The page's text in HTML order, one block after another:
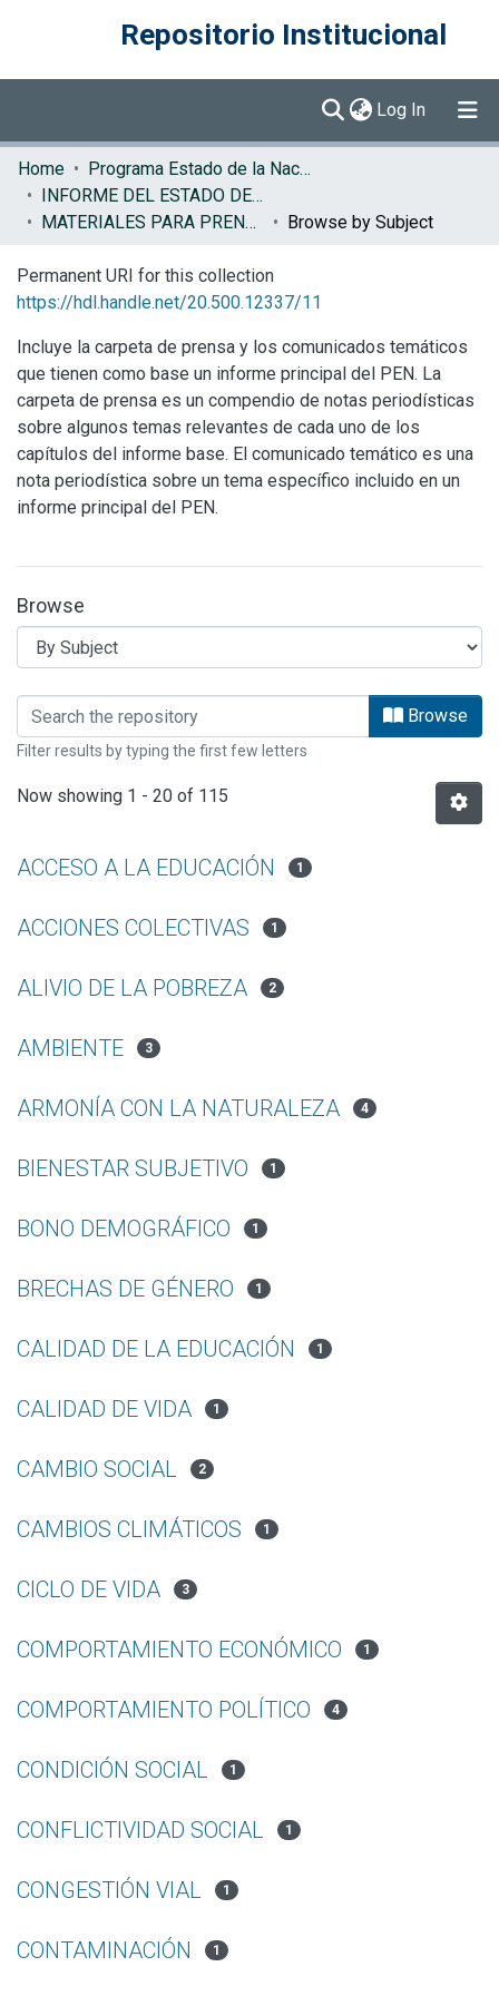
Repositorio Institucional
Log In (current)
Communities & Collections
Browse DSpace
Home
Programa Estado de la Nación (PEN)
INFORME DEL ESTADO DE LA NACION
MATERIALES PARA PRENSA EN
Browse by Subject
Permanent URI for this collection
https://hdl.handle.net/20.500.12337/11
Incluye la carpeta de prensa y los comunicados temáticos
que tienen como base un informe principal del PEN. La
carpeta de prensa es un compendio de notas periodísticas
sobre algunos temas relevantes de cada uno de los
capítulos del informe base. El comunicado temático es una
nota periodística sobre un tema específico incluido en un
informe principal del PEN.
Browse
Browsing MATERIALES PARA Browse
Filter results by typing the first few letters
Now showing 1 - 20 of 115
ACCESO A LA EDUCACIÓN 1
ACCIONES COLECTIVAS 1
ALIVIO DE LA POBREZA 2
AMBIENTE 3
ARMONÍA CON LA NATURALEZA 4
BIENESTAR SUBJETIVO 1
BONO DEMOGRÁFICO 1
BRECHAS DE GÉNERO 1
CALIDAD DE LA EDUCACIÓN 1
CALIDAD DE VIDA 1
CAMBIO SOCIAL 2
CAMBIOS CLIMÁTICOS 1
CICLO DE VIDA 3
COMPORTAMIENTO ECONÓMICO 1
COMPORTAMIENTO POLÍTICO 4
CONDICIÓN SOCIAL 1
CONFLICTIVIDAD SOCIAL 1
CONGESTIÓN VIAL 1
CONTAMINACIÓN 1